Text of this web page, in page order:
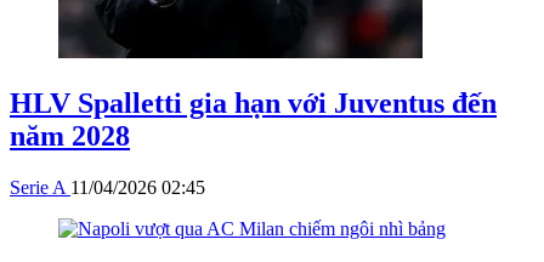
HLV Spalletti gia hạn với Juventus đến
năm 2028
Serie A 11/04/2026 02:45